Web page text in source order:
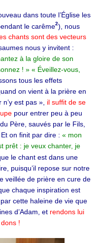
dans toute l’Église les
le carême2), nous
chants sont des vecteurs
nous y invitent :
à la gloire de son
! » « Éveillez-vous,
tous les effets
on vient à la prière en
est pas », il suffit de se
pour entrer peu à peu
Père, sauvés par le Fils,
on finit par dire : « mon
prêt : je veux chanter, je
le chant est dans une
puisqu’il repose sur notre
veillée de prière en cure de
chaque inspiration est
cette haleine de vie que
d’Adam, et rendons lui
!